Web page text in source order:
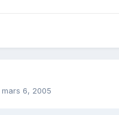
mars 6, 2005